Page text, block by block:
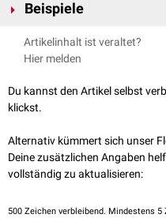
Erkrankungen, die über mehrere
Beispiele
Blutkulturen
RR
Blutzuckerspiegel
Viruslast
Artikelinhalt ist veraltet?
Hier melden
Du kannst den Artikel selbst
klickst.
Alternativ kümmert sich unser
Deine zusätzlichen Angaben
vollständig zu aktualisieren:
500 Zeichen verbleibend. Mindestens 5